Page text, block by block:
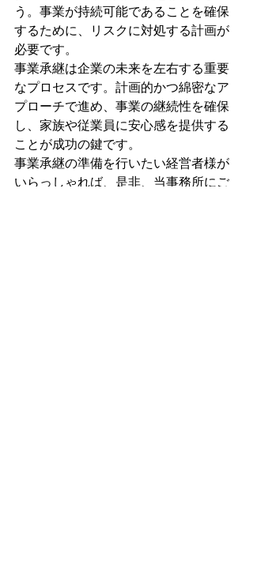
う。事業が持続可能であることを確保
するために、リスクに対処する計画が
必要です。
事業承継は企業の未来を左右する重要
なプロセスです。計画的かつ綿密なア
プローチで進め、事業の継続性を確保
し、家族や従業員に安心感を提供する
ことが成功の鍵です。
事業承継の準備を行いたい経営者様が
いらっしゃれば、是非、当事務所にご